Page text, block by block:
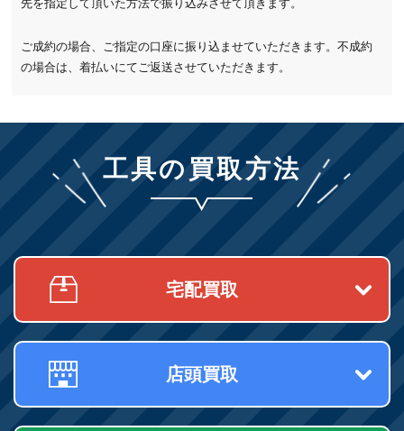
先を指定して頂いた方法で振り込みさせて頂きます。
ご成約の場合、ご指定の口座に振り込ませていただきます。不成約
の場合は、着払いにてご返送させていただきます。
工具の買取方法
宅配買取
店頭買取